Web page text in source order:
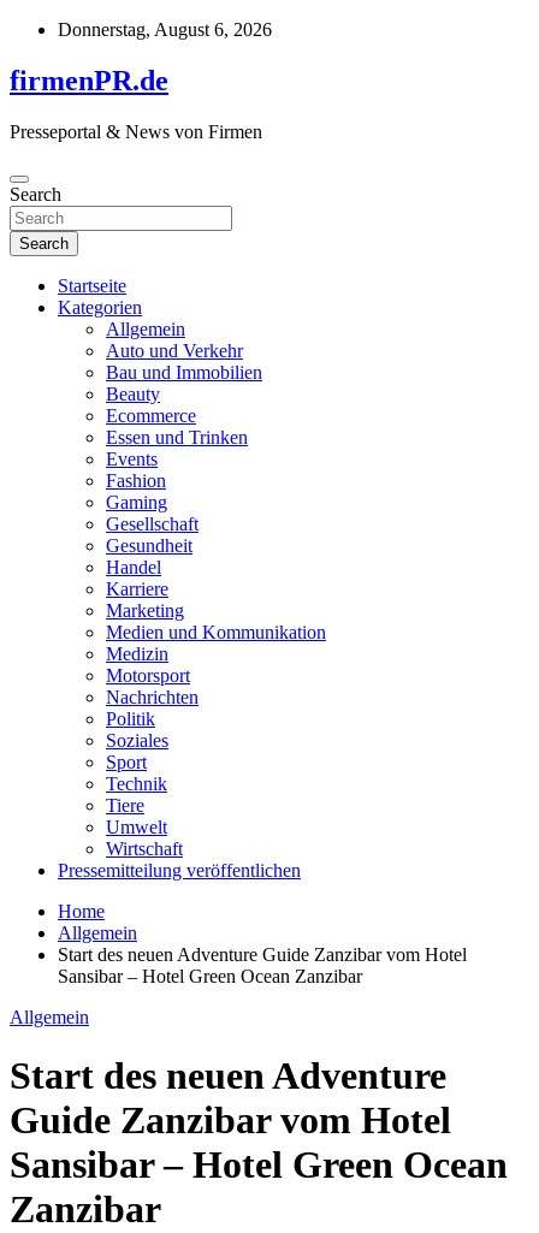
Skip
content
Donnerstag, August 6, 2026
firmenPR.de
Presseportal & News von Firmen
Search
Search
Startseite
Kategorien
Allgemein
Auto und Verkehr
Bau und Immobilien
Beauty
Ecommerce
Essen und Trinken
Events
Fashion
Gaming
Gesellschaft
Gesundheit
Handel
Karriere
Marketing
Medien und Kommunikation
Medizin
Motorsport
Nachrichten
Politik
Soziales
Sport
Technik
Tiere
Umwelt
Wirtschaft
Pressemitteilung veröffentlichen
Home
Allgemein
Start des neuen Adventure Guide Zanzibar vom Hotel
Sansibar – Hotel Green Ocean Zanzibar
Allgemein
Start des neuen Adventure
Guide Zanzibar vom Hotel
Sansibar – Hotel Green Ocean
Zanzibar